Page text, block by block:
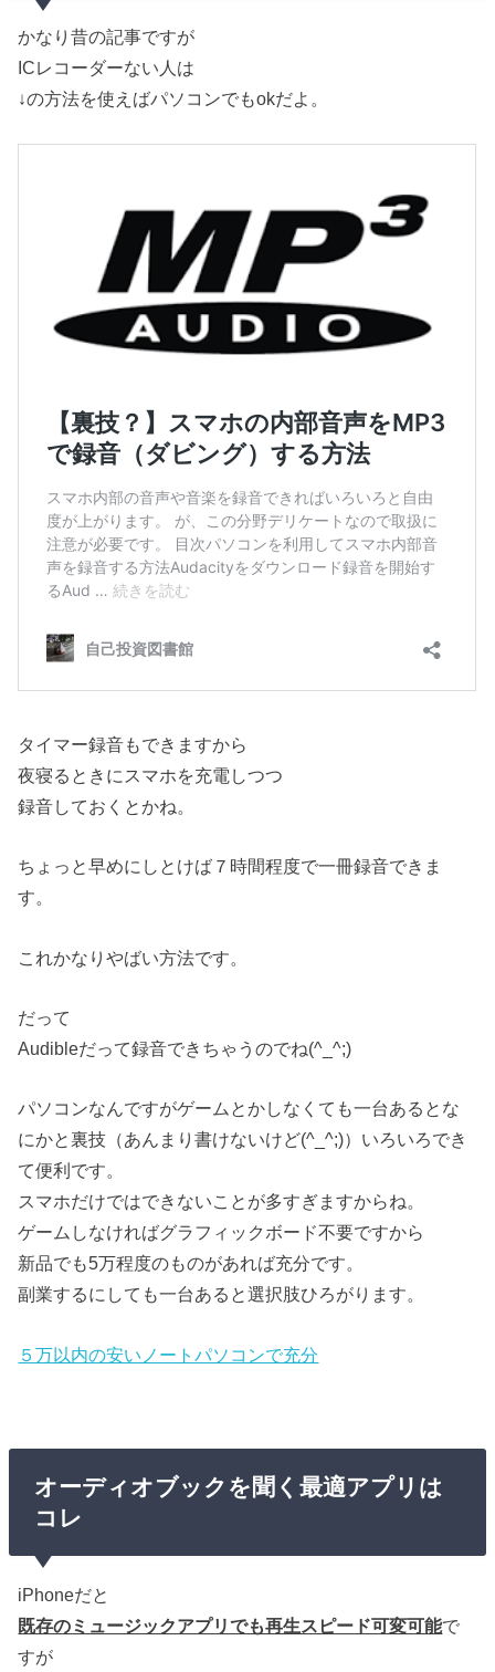
かなり昔の記事ですが
ICレコーダーない人は
↓の方法を使えばパソコンでもokだよ。
タイマー録音もできますから
夜寝るときにスマホを充電しつつ
録音しておくとかね。
ちょっと早めにしとけば７時間程度で一冊録音できま
す。
これかなりやばい方法です。
だって
Audibleだって録音できちゃうのでね(^_^;)
パソコンなんですがゲームとかしなくても一台あるとな
にかと裏技（あんまり書けないけど(^_^;)）いろいろでき
て便利です。
スマホだけではできないことが多すぎますからね。
ゲームしなければグラフィックボード不要ですから
新品でも5万程度のものがあれば充分です。
副業するにしても一台あると選択肢ひろがります。
５万以内の安いノートパソコンで充分
オーディオブックを聞く最適アプリは
コレ
iPhoneだと
既存のミュージックアプリでも再生スピード可変可能で
すが